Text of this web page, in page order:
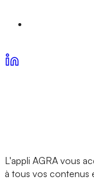
L'appli AGRA vous
à tous vos contenus